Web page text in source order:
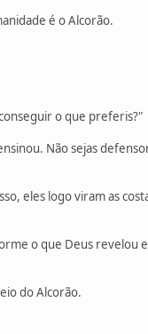
é o Alcorão.
o que preferis?"
Não sejas
eles logo viram as
o que Deus revelou e
do Alcorão.